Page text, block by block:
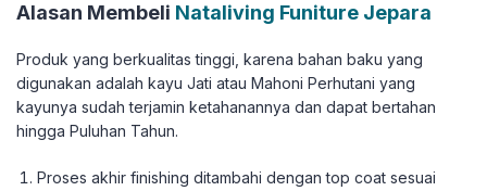
Alasan Membeli Nataliving Funiture Jepara
Produk yang berkualitas tinggi, karena bahan baku yang
digunakan adalah kayu Jati atau Mahoni Perhutani yang
kayunya sudah terjamin ketahanannya dan dapat bertahan
hingga Puluhan Tahun.
Proses akhir finishing ditambahi dengan top coat sesuai